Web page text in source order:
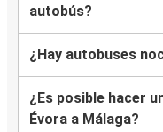
autobús?
¿Hay autobuses
¿Es posible hacer
Évora a Málaga?